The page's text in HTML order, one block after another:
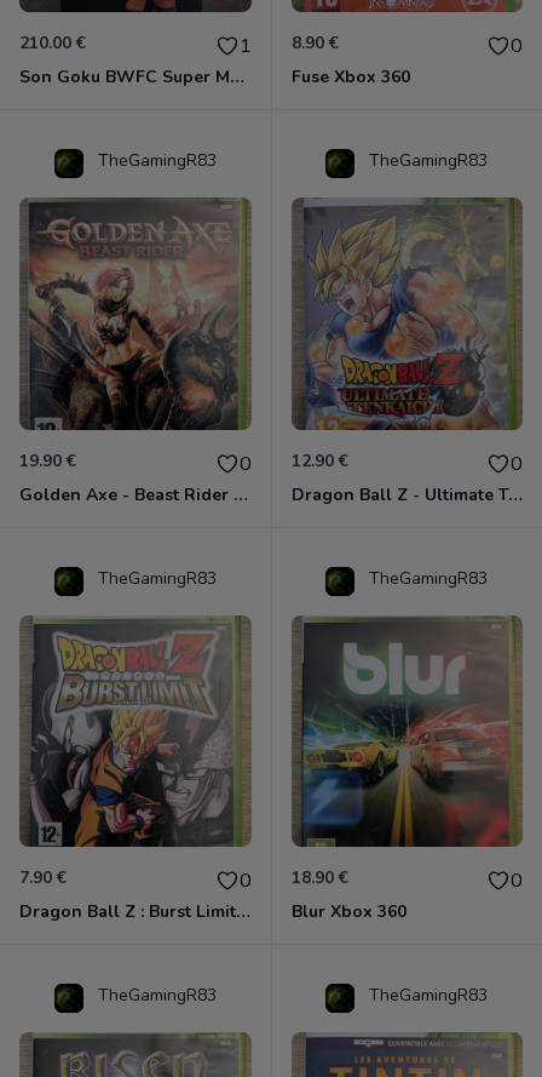
210.00 € 1
Son Goku BWFC Super Master Stars
8.90 € 0
Fuse Xbox 360
TheGamingR83
19.90 € 0
Golden Axe - Beast Rider Xbox 360
TheGamingR83
12.90 € 0
Dragon Ball Z - Ultimate Tenkaichi Xbox 360
TheGamingR83
7.90 € 0
Dragon Ball Z : Burst Limit Xbox 360
TheGamingR83
18.90 € 0
Blur Xbox 360
TheGamingR83 TheGamingR83